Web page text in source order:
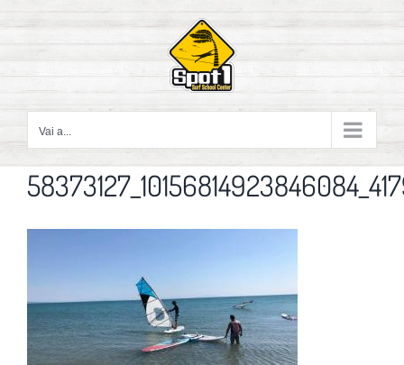
contenuto
Vai a...